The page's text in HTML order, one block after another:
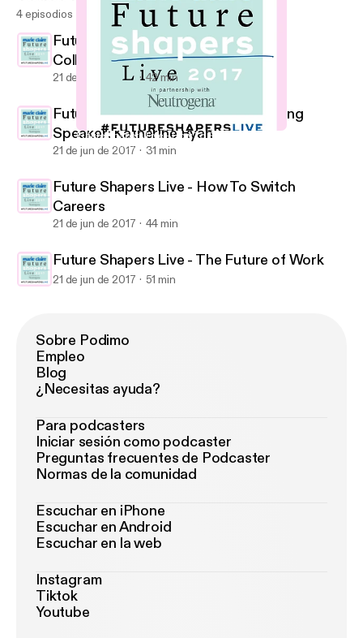
Future Shapers Live - How To Switch Careers
Marie Claire UK Future Shapers Live Podcast
4 episodios
Future Shapers Live - The Power of
Collaboration
21 de jun de 2017 42 min
Future Shapers Live - Keynote Closing
Speaker: Katherine Ryan
21 de jun de 2017 31 min
Future Shapers Live - How To Switch
Careers
21 de jun de 2017 44 min
Future Shapers Live - The Future of Work
21 de jun de 2017 51 min
Sobre Podimo
Empleo
Blog
¿Necesitas ayuda?
Para podcasters
Iniciar sesión como podcaster
Preguntas frecuentes de Podcaster
Normas de la comunidad
Escuchar en iPhone
Escuchar en Android
Escuchar en la web
Instagram
Tiktok
Youtube